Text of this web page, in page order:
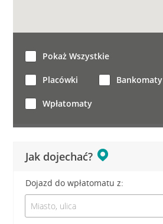
Jak dojechać?
Dojazd do wpłatomatu z:
Pokaż Wszystkie
Placówki Bankomaty
Wpłatomaty